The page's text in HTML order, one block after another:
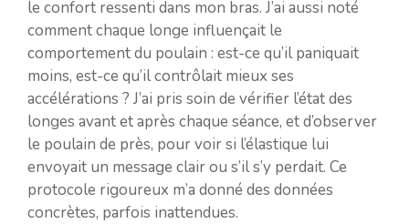
le confort ressenti dans mon bras. J’ai aussi noté
comment chaque longe influençait le
comportement du poulain : est-ce qu’il paniquait
moins, est-ce qu’il contrôlait mieux ses
accélérations ? J’ai pris soin de vérifier l’état des
longes avant et après chaque séance, et d’observer
le poulain de près, pour voir si l’élastique lui
envoyait un message clair ou s’il s’y perdait. Ce
protocole rigoureux m’a donné des données
concrètes, parfois inattendues.